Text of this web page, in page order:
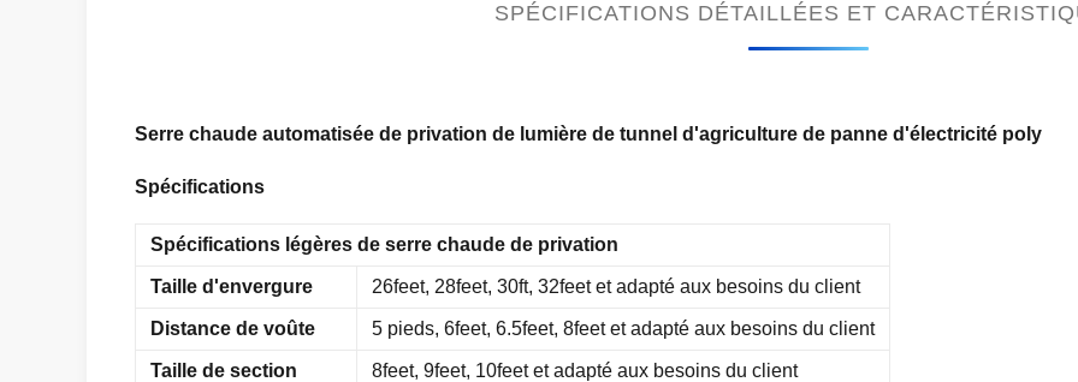
SPÉCIFICATIONS DÉTAILLÉES ET
Serre chaude automatisée de privation de lumière de tunnel d'agriculture de panne d'électricité poly
Spécifications
Spécifications légères de serre chaude de privation
Taille d'envergure 26feet, 28feet, 30ft, 32feet et adapté aux besoins du client
Distance de voûte 5 pieds, 6feet, 6.5feet, 8feet et adapté aux besoins du client
Taille de section 8feet, 9feet, 10feet et adapté aux besoins du client